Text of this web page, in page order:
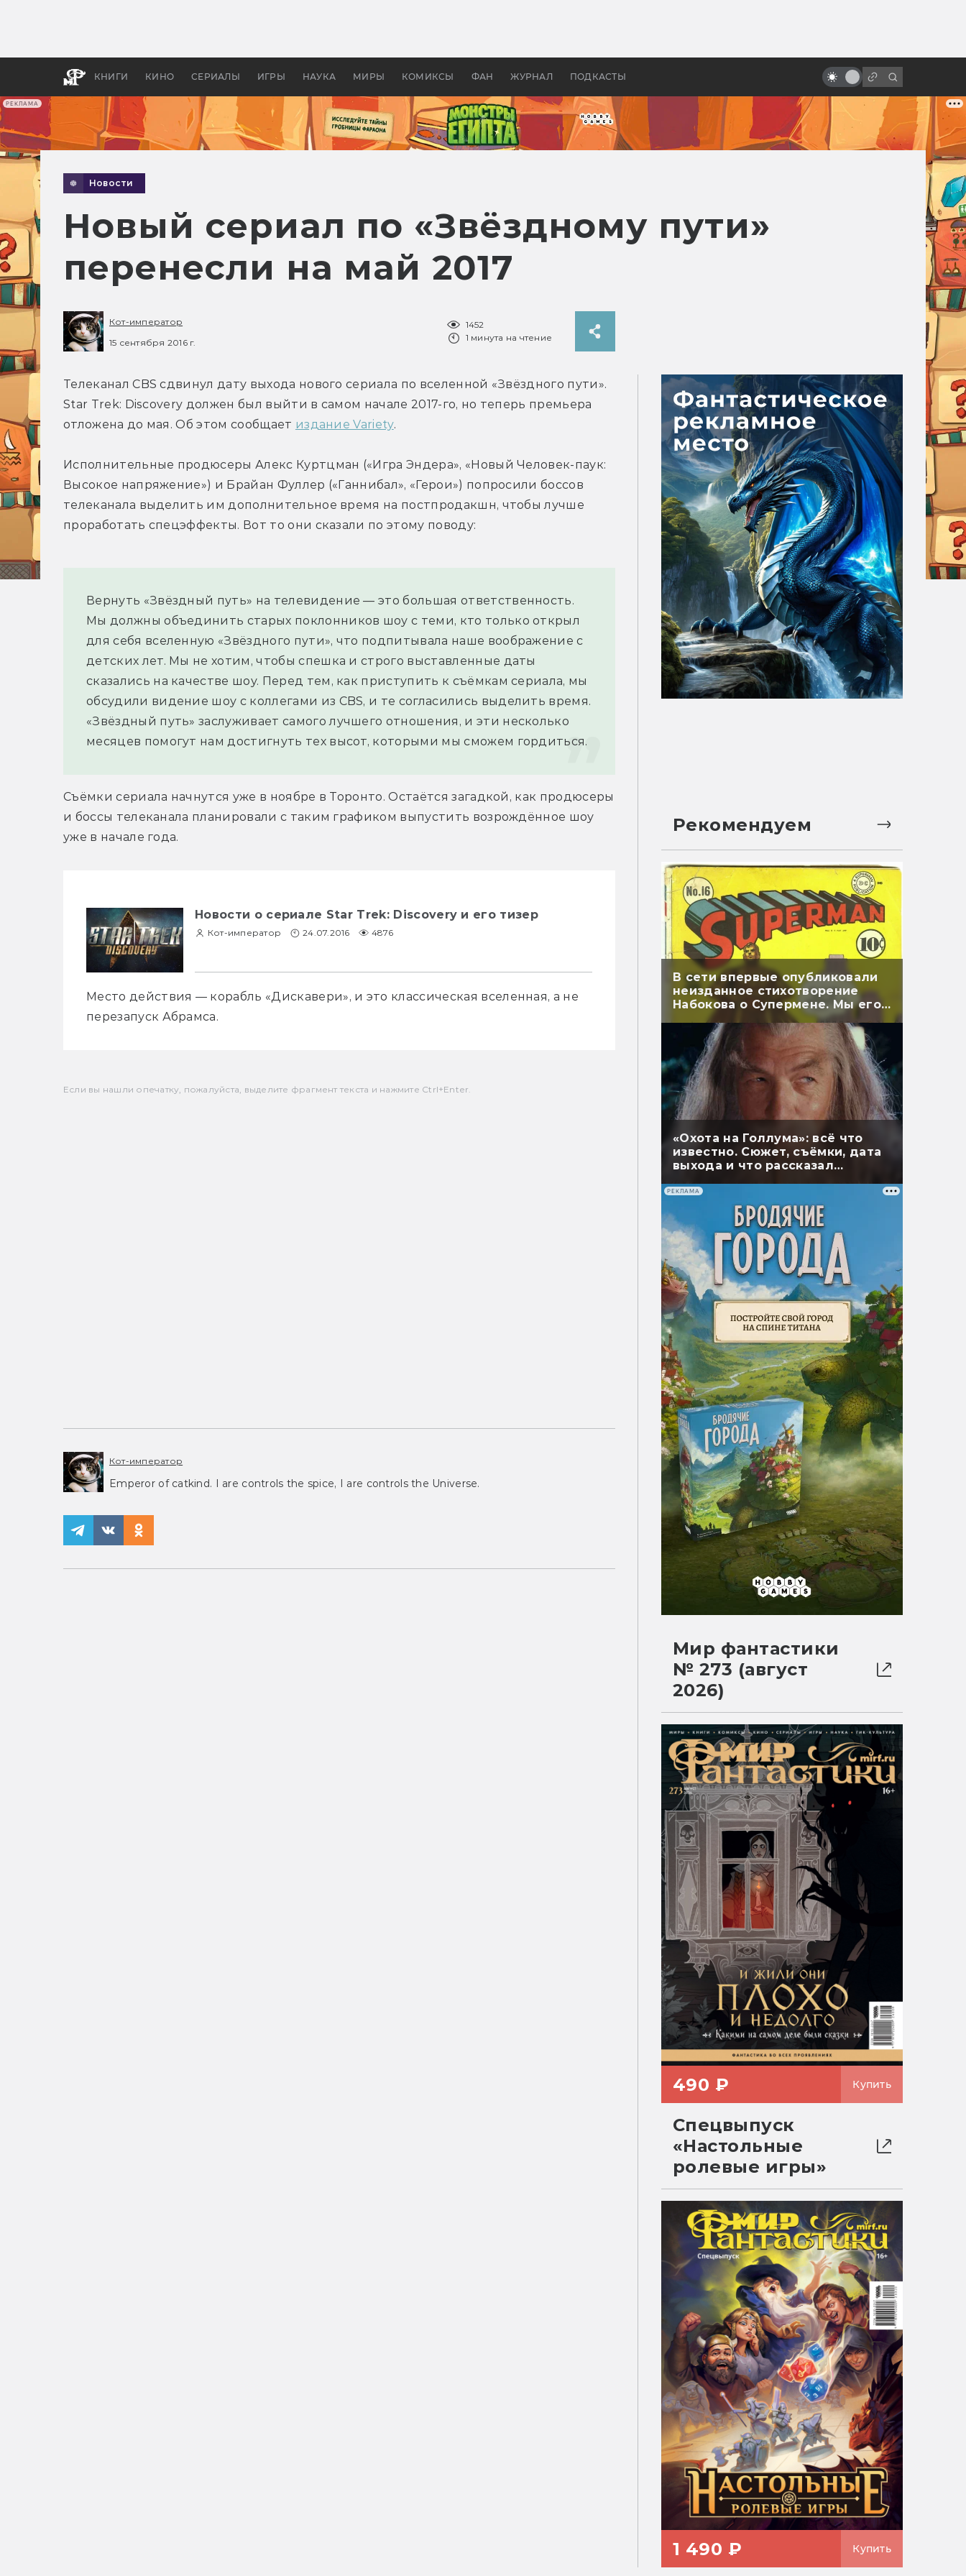
РЕКЛАМА
КНИГИ КИНО СЕРИАЛЫ ИГРЫ НАУКА МИРЫ КОМИКСЫ ФАН ЖУРНАЛ ПОДКАСТЫ
апокалипсис, в России —
бы «Властелина колец»
на провал
Новости
Новый сериал по «Звёздному пути»
перенесли на май 2017
Кот-император
15 сентября 2016 г.
1452
1 минута на чтение
Телеканал CBS сдвинул дату выхода нового сериала по вселенной «Звёздного пути».
Star Trek: Discovery должен был выйти в самом начале 2017-го, но теперь премьера
отложена до мая. Об этом сообщает издание Variety.
Исполнительные продюсеры Алекс Куртцман («Игра Эндера», «Новый Человек-паук:
Высокое напряжение») и Брайан Фуллер («Ганнибал», «Герои») попросили боссов
телеканала выделить им дополнительное время на постпродакшн, чтобы лучше
проработать спецэффекты. Вот то они сказали по этому поводу:
Вернуть «Звёздный путь» на телевидение — это большая ответственность.
Мы должны объединить старых поклонников шоу с теми, кто только открыл
для себя вселенную «Звёздного пути», что подпитывала наше воображение с
детских лет. Мы не хотим, чтобы спешка и строго выставленные даты
сказались на качестве шоу. Перед тем, как приступить к съёмкам сериала, мы
обсудили видение шоу с коллегами из CBS, и те согласились выделить время.
«Звёздный путь» заслуживает самого лучшего отношения, и эти несколько
месяцев помогут нам достигнуть тех высот, которыми мы сможем гордиться.
Съёмки сериала начнутся уже в ноябре в Торонто. Остаётся загадкой, как продюсеры
и боссы телеканала планировали с таким графиком выпустить возрождённое шоу
уже в начале года.
Новости о сериале Star Trek: Discovery и его тизер
Кот-император 24.07.2016 4876
Место действия — корабль «Дискавери», и это классическая вселенная, а не
перезапуск Абрамса.
Если вы нашли опечатку, пожалуйста, выделите фрагмент текста и нажмите Ctrl+Enter.
Кот-император
Emperor of catkind. I are controls the spice, I are controls the Universe.
Рекомендуем
В сети впервые опубликовали
неизданное стихотворение
Набокова о Супермене. Мы его
перевели
«Охота на Голлума»: всё что
известно. Сюжет, съёмки, дата
выхода и что рассказал
РЕКЛАМА
Мир фантастики
№ 273 (август
2026)
490 ₽ Купить
Спецвыпуск
«Настольные
ролевые игры»
1 490 ₽ Купить